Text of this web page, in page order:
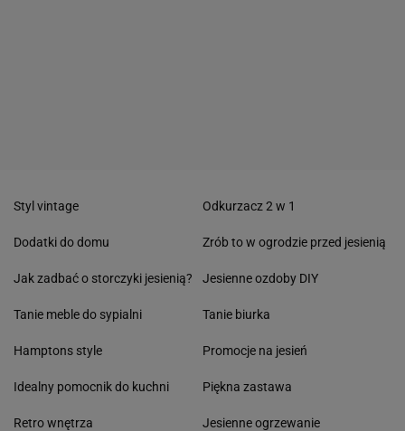
Styl vintage
Dodatki do domu
Jak zadbać o storczyki jesienią?
Tanie meble do sypialni
Hamptons style
Idealny pomocnik do kuchni
Retro wnętrza
Odkurzacz 2 w 1
Zrób to w ogrodzie przed jesienią
Jesienne ozdoby DIY
Tanie biurka
Promocje na jesień
Piękna zastawa
Jesienne ogrzewanie